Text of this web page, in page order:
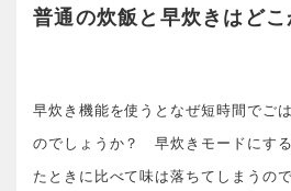
普通の炊飯と早炊きはどこ
早炊き機能を使うとなぜ短時間でご
のでしょうか？ 早炊きモードにす
たときに比べて味は落ちてしまうの